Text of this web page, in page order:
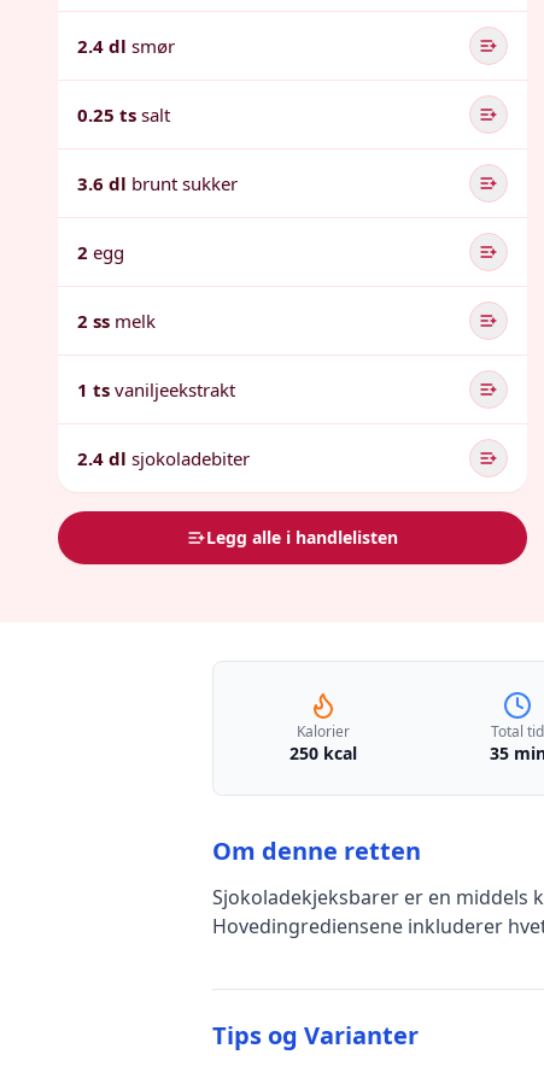
2.4 dl smør
0.25 ts salt
3.6 dl brunt sukker
2 egg
2 ss melk
1 ts vaniljeekstrakt
2.4 dl sjokoladebiter
Legg alle i handlelisten
Kalorier
250 kcal
Total tid
35
Om denne retten
Sjokoladekjeksbarer er en middels
Hovedingrediensene inkluderer
Tips og Varianter